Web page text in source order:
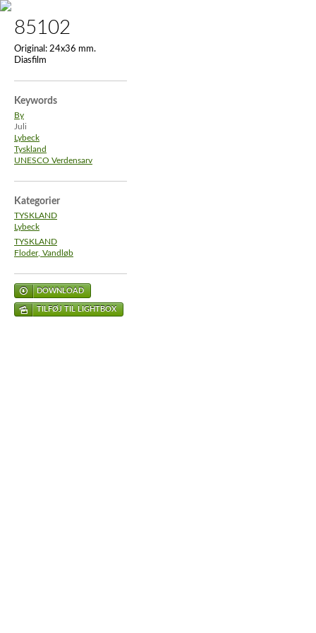
85102
Original: 24x36 mm.
Diasfilm
Keywords
By
Juli
Lybeck
Tyskland
UNESCO Verdensarv
Kategorier
TYSKLAND
Lybeck
TYSKLAND
Floder, Vandløb
DOWNLOAD
TILFØJ TIL LIGHTBOX